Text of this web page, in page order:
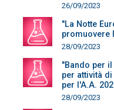
26/09/2023
"La Notte
promuovere
28/09/2023
"Bando per
per attività
per l'A.A.
28/09/2023